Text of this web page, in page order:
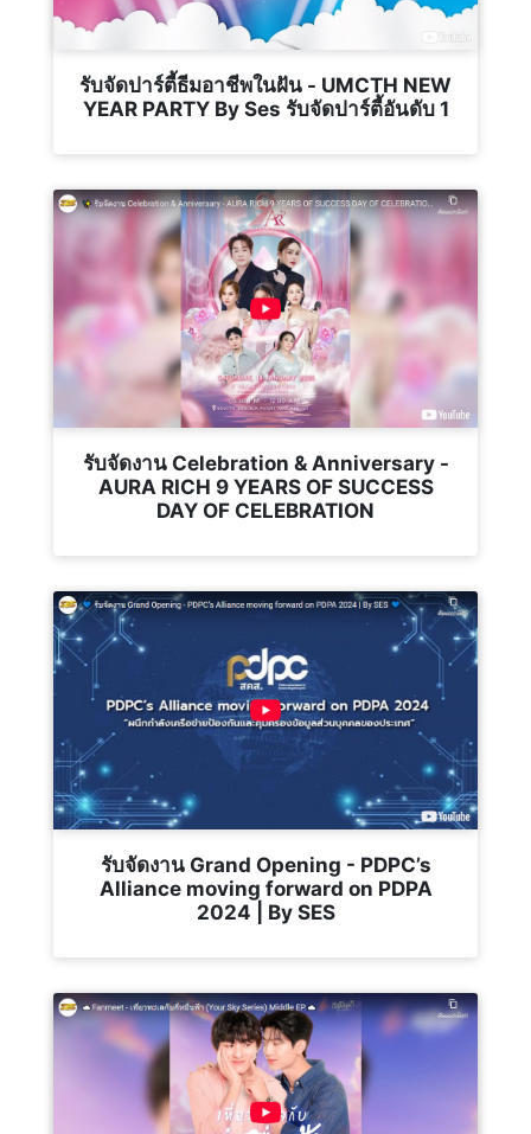
รับจัดปาร์ตี้ธีมอาชีพในฝัน - UMCTH NEW
YEAR PARTY By Ses รับจัดปาร์ตี้อันดับ 1
รับจัดงาน Celebration & Anniversary -
AURA RICH 9 YEARS OF SUCCESS
DAY OF CELEBRATION
รับจัดงาน Grand Opening - PDPC’s
Alliance moving forward on PDPA
2024 | By SES